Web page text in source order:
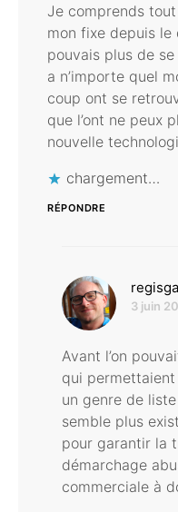
Je comprends
mon fixe depuis le
pouvais plus de
a n’importe quel
coup ont se
que l’ont ne peux
nouvelle
chargement…
RÉPONDRE
3 juin
Avant l’on
qui
un genre de
semble plus
pour garantir la
démarchage
commerciale à